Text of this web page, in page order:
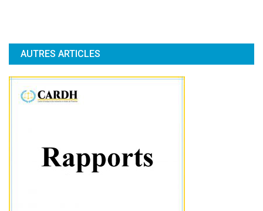
AUTRES ARTICLES